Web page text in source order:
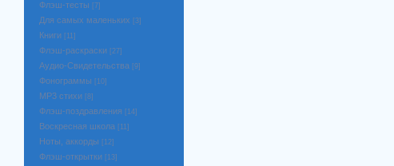
Флэш-тесты [7]
Для самых маленьких [3]
Книги [11]
Флэш-раскраски [27]
Аудио-Свидетельства [9]
Фонограммы [10]
MP3 стихи [8]
Флэш-поздравления [14]
Воскресная школа [11]
Ноты, аккорды [12]
Флэш-открытки [13]